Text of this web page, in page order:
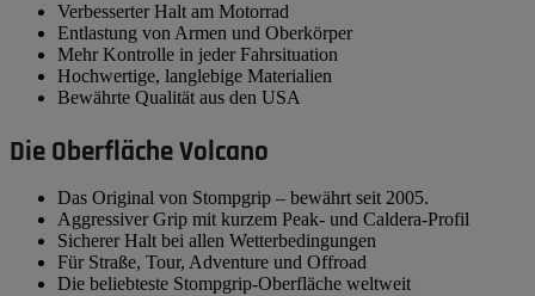
Verbesserter Halt am Motorrad
Entlastung von Armen und Oberkörper
Mehr Kontrolle in jeder Fahrsituation
Hochwertige, langlebige Materialien
Bewährte Qualität aus den USA
Die Oberfläche Volcano
Das Original von Stompgrip – bewährt seit 2005.
Aggressiver Grip mit kurzem Peak- und Caldera-Profil
Sicherer Halt bei allen Wetterbedingungen
Für Straße, Tour, Adventure und Offroad
Die beliebteste Stompgrip-Oberfläche weltweit